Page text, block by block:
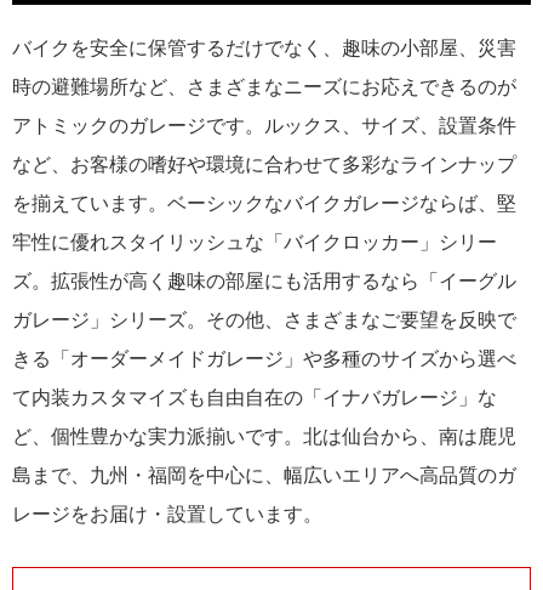
バイクを安全に保管するだけでなく、趣味の小部屋、災害
時の避難場所など、さまざまなニーズにお応えできるのが
アトミックのガレージです。ルックス、サイズ、設置条件
など、お客様の嗜好や環境に合わせて多彩なラインナップ
を揃えています。ベーシックなバイクガレージならば、堅
牢性に優れスタイリッシュな「バイクロッカー」シリー
ズ。拡張性が高く趣味の部屋にも活用するなら「イーグル
ガレージ」シリーズ。その他、さまざまなご要望を反映で
きる「オーダーメイドガレージ」や多種のサイズから選べ
て内装カスタマイズも自由自在の「イナバガレージ」な
ど、個性豊かな実力派揃いです。北は仙台から、南は鹿児
島まで、九州・福岡を中心に、幅広いエリアへ高品質のガ
レージをお届け・設置しています。